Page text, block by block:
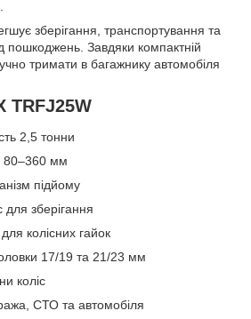
зберігання, транспортування та
пошкоджень. Завдяки компактній
тримати в багажнику автомобіля
TRFJ25W
2,5 тонни
80–360 мм
підйому
для зберігання
колісних гайок
17/19 та 21/23 мм
коліс
СТО та автомобіля